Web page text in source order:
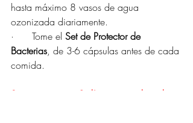
hasta máximo 8 vasos de agua
ozonizada diariamente.
·      Tome el Set de Protector de
Bacterias, de 3-6 cápsulas antes de cada
comida.
Si no mejora en 3 días, suspenda todo y